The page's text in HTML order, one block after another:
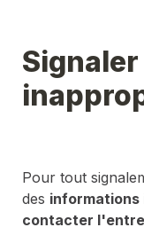
Pour tout
des
contacter